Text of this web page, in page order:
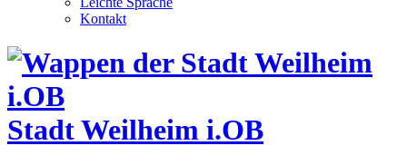
Kontakt
Stadt Weilheim i.OB